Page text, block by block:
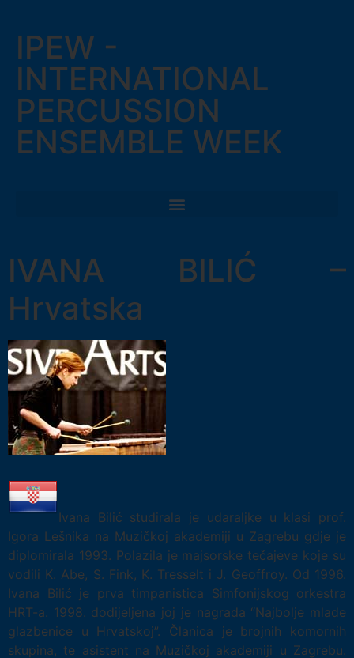
IPEW -
INTERNATIONAL
PERCUSSION
ENSEMBLE WEEK
IVANA BILIĆ –
Hrvatska
Ivana Bilić studirala je udaraljke u klasi prof.
Igora Lešnika na Muzičkoj akademiji u Zagrebu gdje je
diplomirala 1993. Polazila je majsorske tečajeve koje su
vodili K. Abe, S. Fink, K. Tresselt i J. Geoffroy. Od 1996.
Ivana Bilić je prva timpanistica Simfonijskog orkestra
HRT-a. 1998. dodijeljena joj je nagrada “Najbolje mlade
glazbenice u Hrvatskoj”. Članica je brojnih komornih
skupina, te asistent na Muzičkoj akademiji u Zagrebu.